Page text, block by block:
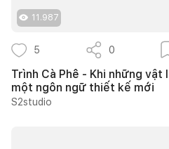
11.987
5 0
Trình Cà Phê - Khi những
một ngôn ngữ thiết kế mới
S2studio